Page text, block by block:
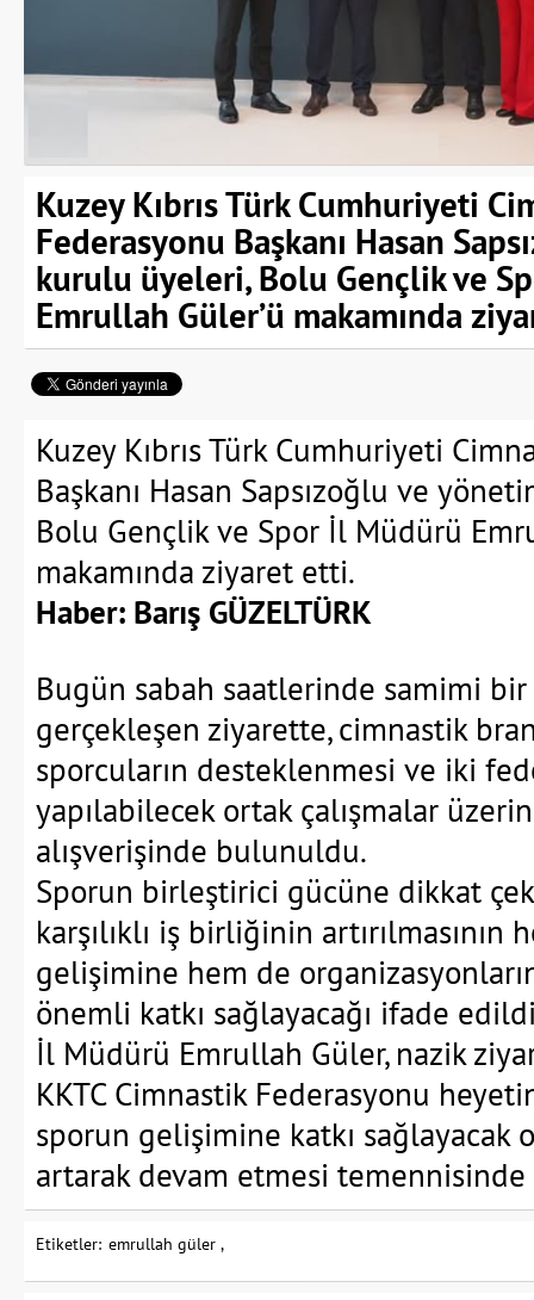
Kuzey Kıbrıs Türk Cumhuriyeti
Federasyonu Başkanı Hasan
kurulu üyeleri, Bolu Gençlik ve
Emrullah Güler’ü makamında
Kuzey Kıbrıs Türk Cumhuriyeti
Başkanı Hasan Sapsızoğlu ve
Bolu Gençlik ve Spor İl Müdürü
makamında ziyaret etti.
Haber: Barış GÜZELTÜRK
Bugün sabah saatlerinde samimi
gerçekleşen ziyarette, cimnastik
sporcuların desteklenmesi ve iki
yapılabilecek ortak çalışmalar
alışverişinde bulunuldu.
Sporun birleştirici gücüne dikkat
karşılıklı iş birliğinin artırılmasının
gelişimine hem de
önemli katkı sağlayacağı ifade
İl Müdürü Emrullah Güler, nazik
KKTC Cimnastik Federasyonu
sporun gelişimine katkı sağlayacak
artarak devam etmesi
Etiketler: emrullah güler ,